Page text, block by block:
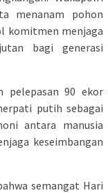
menanam pohon
komitmen menjaga
bagi generasi
pelepasan 90 ekor
putih sebagai
antara manusia
keseimbangan
semangat Hari